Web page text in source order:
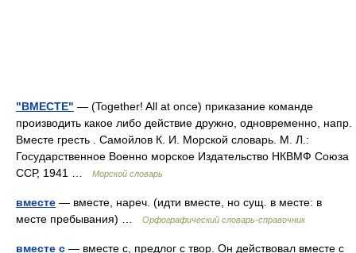
"ВМЕСТЕ" — (Together! All at once) приказание команде
производить какое либо действие дружно, одновременно, напр.
Вместе гресть . Самойлов К. И. Морской словарь. М. Л.:
Государственное Военно морское Издательство НКВМФ Союза
ССР, 1941 …
Морской словарь
вместе — вместе, нареч. (идти вместе, но сущ. в месте: в
месте пребывания) …
Орфографический словарь-справочник
вместе с — вместе с, предлог с твор. Он действовал вместе с